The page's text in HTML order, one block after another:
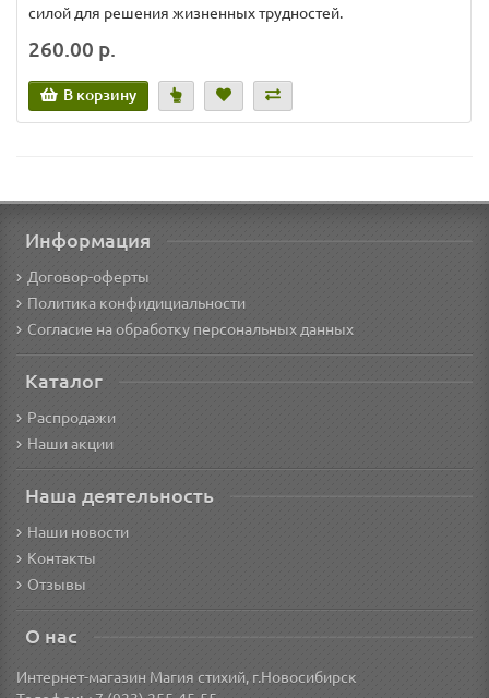
силой для решения жизненных трудностей.
260.00 р.
В корзину
Информация
Договор-оферты
Политика конфидициальности
Согласие на обработку персональных данных
Каталог
Распродажи
Наши акции
Наша деятельность
Наши новости
Контакты
Отзывы
О нас
Интернет-магазин Магия стихий, г.Новосибирск